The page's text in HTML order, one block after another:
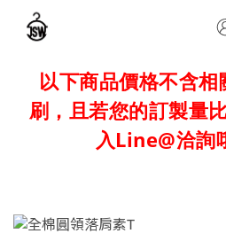
以下商品價格不含
刷，且若您的訂製量
入Line@洽詢